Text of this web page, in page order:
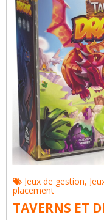
Jeux de gestion,
placement
TAVERNS ET